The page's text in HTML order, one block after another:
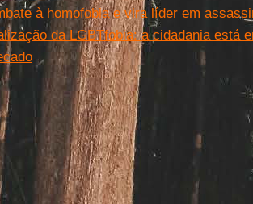
à homofobia e vira líder em
da LGBTfobia: a cidadania está